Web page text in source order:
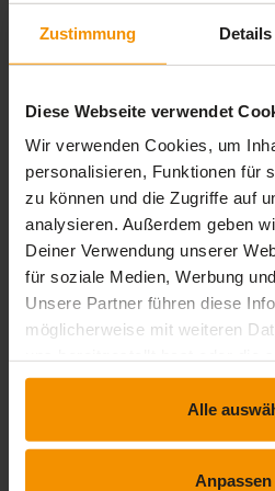
Zustimmung Details
Diese Webseite verwendet
Wir verwenden Cookies, um
personalisieren, Funktionen für
zu können und die Zugriffe auf
analysieren. Außerdem geben
Deiner Verwendung unserer
für soziale Medien, Werbung
Unsere Partner führen diese
möglicherweise mit weiteren
Nutzung der Dienste
Alle
Anpassen
5stars: 0
Bewertungen
4 stars: 1
Bewertungen
3stars: 0
Bewertungen
2stars: 0
Bewertungen
1stars: 0
Bewertungen
Rezensionen
star_border
Dieses Training hat noch